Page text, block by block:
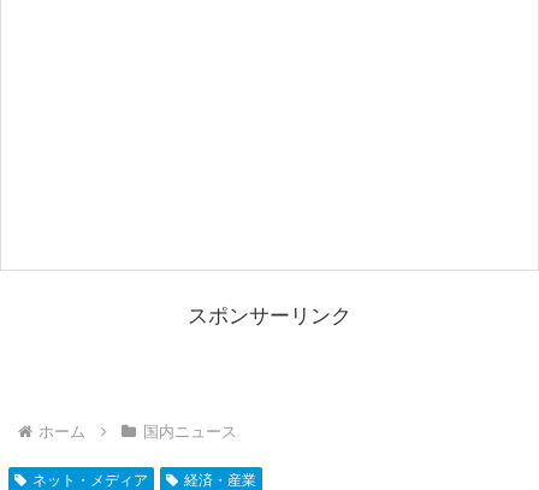
スポンサーリンク
ホーム 国内ニュース
ネット・メディア 経済・産業